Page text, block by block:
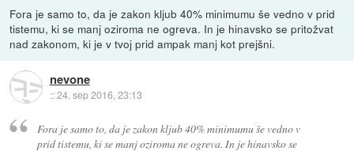
Fora je samo to, da je zakon kljub 40% minimumu še vedno v prid
tistemu, ki se manj oziroma ne ogreva. In je hinavsko se pritožvat
nad zakonom, ki je v tvoj prid ampak manj kot prejšni.
nevone
::24. sep 2016, 23:13
Fora je samo to, da je zakon kljub 40% minimumu še vedno v
prid tistemu, ki se manj oziroma ne ogreva. In je hinavsko se